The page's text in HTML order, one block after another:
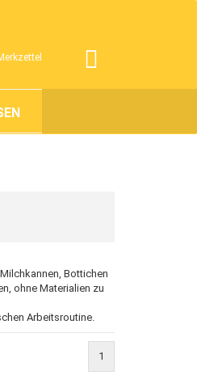
Bottichen
ohne Materialien zu
Arbeitsroutine.
1